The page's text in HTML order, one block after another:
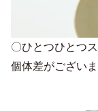
〇ひとつひとつ
個体差がございま